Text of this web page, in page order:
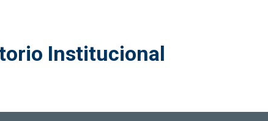
Institucional